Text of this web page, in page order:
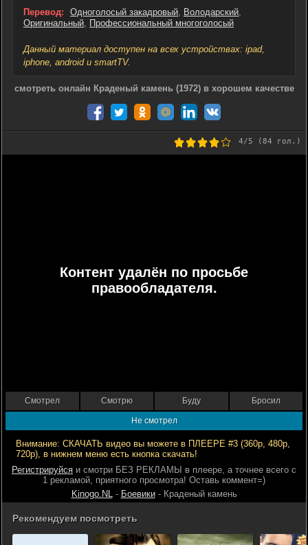
Перевод: Одноголосый закадровый, Володарский,
Оригинальный, Профессиональный многоголосый
Данный материал доступен на всех устройствах: ipad,
iphone, android и smartTV.
смотреть онлайн Краденый камень (1972) в хорошем качестве
4/5 (84 гол.)
Контент удалён по просьбе
правообладателя.
Смотрел Смотрю Буду Бросил
Не смотрел
Внимание: СКАЧАТЬ видео вы можете в ПЛЕЕРЕ #3 (360р, 480р,
720р), в нижнем меню есть кнопка скачать!
Регистрируйся и смотри БЕЗ РЕКЛАМЫ в плеере, а точнее всего с
1 рекламой, приятного просмотра! Оставь коммент=)
Kinogo.NL- Боевики- Краденый камень
Рекомендуем посмотреть